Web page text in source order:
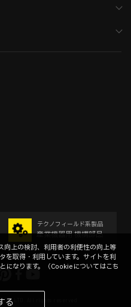
テクノフィールド系製品
産業機器用 機構部品
CO.,LTD. All rights reserved
向上の検討、利用者の利便性の向上等
を取得・利用しています。サイトを利
になります。（Cookieについてはこち
る